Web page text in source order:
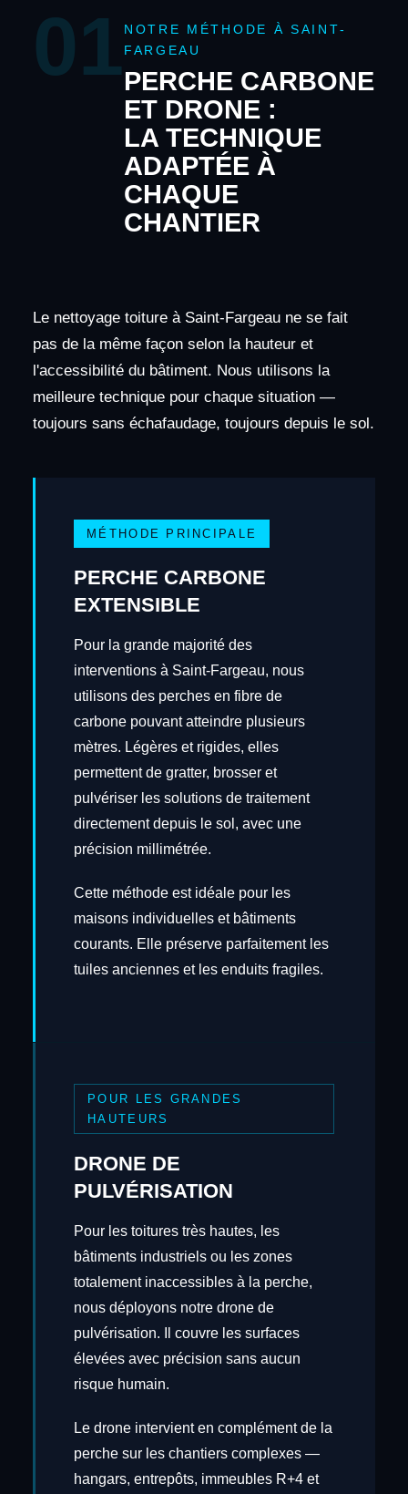
01 NOTRE MÉTHODE À SAINT-
FARGEAU
PERCHE CARBONE
ET DRONE :
LA TECHNIQUE
ADAPTÉE À
CHAQUE
CHANTIER
Le nettoyage toiture à Saint-Fargeau ne se fait
pas de la même façon selon la hauteur et
l'accessibilité du bâtiment. Nous utilisons la
meilleure technique pour chaque situation —
toujours sans échafaudage, toujours depuis le sol.
MÉTHODE PRINCIPALE
PERCHE CARBONE
EXTENSIBLE
Pour la grande majorité des
interventions à Saint-Fargeau, nous
utilisons des perches en fibre de
carbone pouvant atteindre plusieurs
mètres. Légères et rigides, elles
permettent de gratter, brosser et
pulvériser les solutions de traitement
directement depuis le sol, avec une
précision millimétrée.
Cette méthode est idéale pour les
maisons individuelles et bâtiments
courants. Elle préserve parfaitement les
tuiles anciennes et les enduits fragiles.
POUR LES GRANDES
HAUTEURS
DRONE DE
PULVÉRISATION
Pour les toitures très hautes, les
bâtiments industriels ou les zones
totalement inaccessibles à la perche,
nous déployons notre drone de
pulvérisation. Il couvre les surfaces
élevées avec précision sans aucun
risque humain.
Le drone intervient en complément de la
perche sur les chantiers complexes —
hangars, entrepôts, immeubles R+4 et